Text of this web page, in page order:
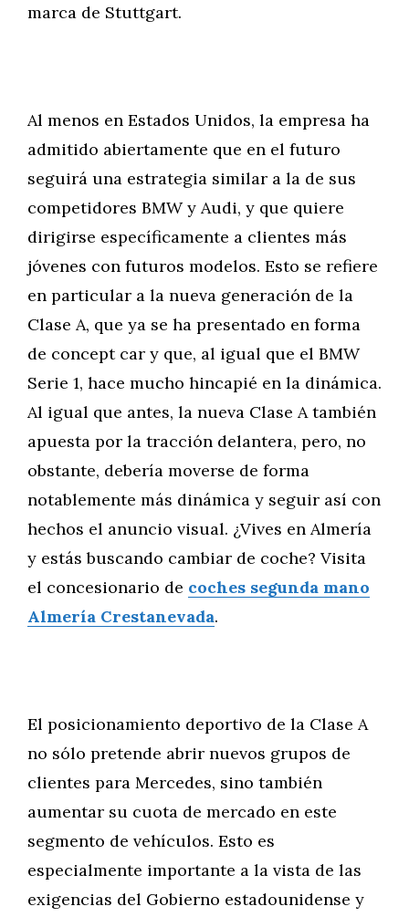
marca de Stuttgart.
Al menos en Estados Unidos, la empresa ha
admitido abiertamente que en el futuro
seguirá una estrategia similar a la de sus
competidores BMW y Audi, y que quiere
dirigirse específicamente a clientes más
jóvenes con futuros modelos. Esto se refiere
en particular a la nueva generación de la
Clase A, que ya se ha presentado en forma
de concept car y que, al igual que el BMW
Serie 1, hace mucho hincapié en la dinámica.
Al igual que antes, la nueva Clase A también
apuesta por la tracción delantera, pero, no
obstante, debería moverse de forma
notablemente más dinámica y seguir así con
hechos el anuncio visual. ¿Vives en Almería
y estás buscando cambiar de coche? Visita
el concesionario de coches segunda mano
Almería Crestanevada.
El posicionamiento deportivo de la Clase A
no sólo pretende abrir nuevos grupos de
clientes para Mercedes, sino también
aumentar su cuota de mercado en este
segmento de vehículos. Esto es
especialmente importante a la vista de las
exigencias del Gobierno estadounidense y